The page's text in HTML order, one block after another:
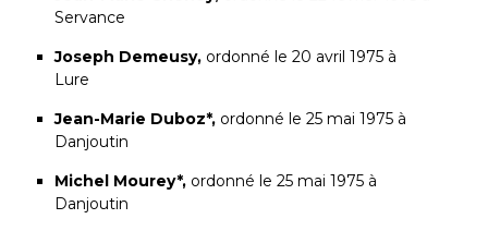
Servance
Joseph Demeusy, ordonné le 20 avril 1975 à
Lure
Jean-Marie Duboz*, ordonné le 25 mai 1975 à
Danjoutin
Michel Mourey*, ordonné le 25 mai 1975 à
Danjoutin